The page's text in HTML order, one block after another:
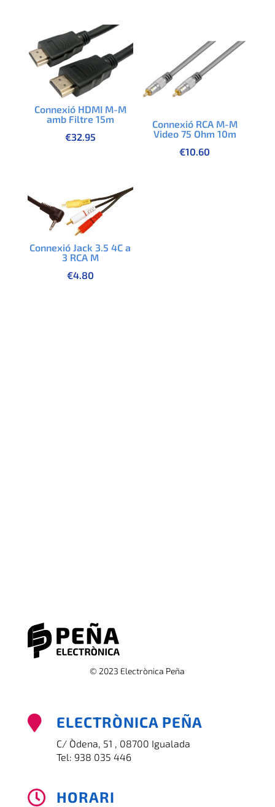
Connexió HDMI M-M
amb Filtre 15m
€32.95
Connexió RCA M-M
Video 75 Ohm 10m
€10.60
Connexió Jack 3.5 4C a
3 RCA M
€4.80
© 2023 Electrònica Peña
 ELECTRÒNICA PEÑA
C/ Òdena, 51 , 08700 Igualada
Tel: 938 035 446
 HORARI